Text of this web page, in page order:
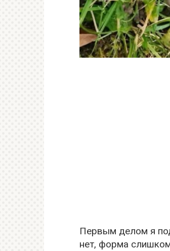
Первым делом я
нет, форма